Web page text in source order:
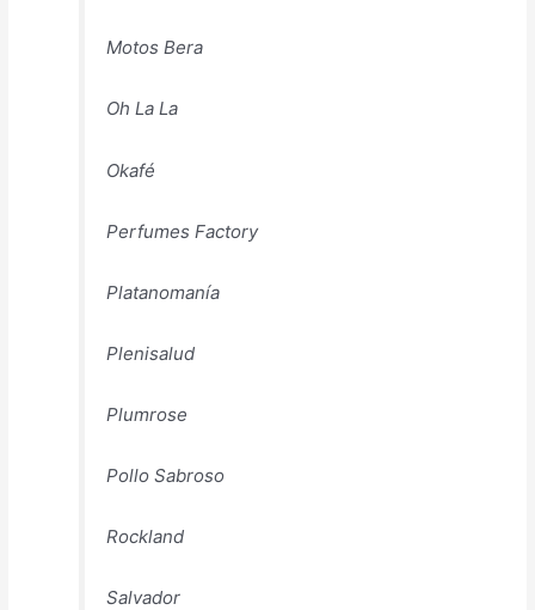
Motos Bera
Oh La La
Okafé
Perfumes Factory
Platanomanía
Plenisalud
Plumrose
Pollo Sabroso
Rockland
Salvador